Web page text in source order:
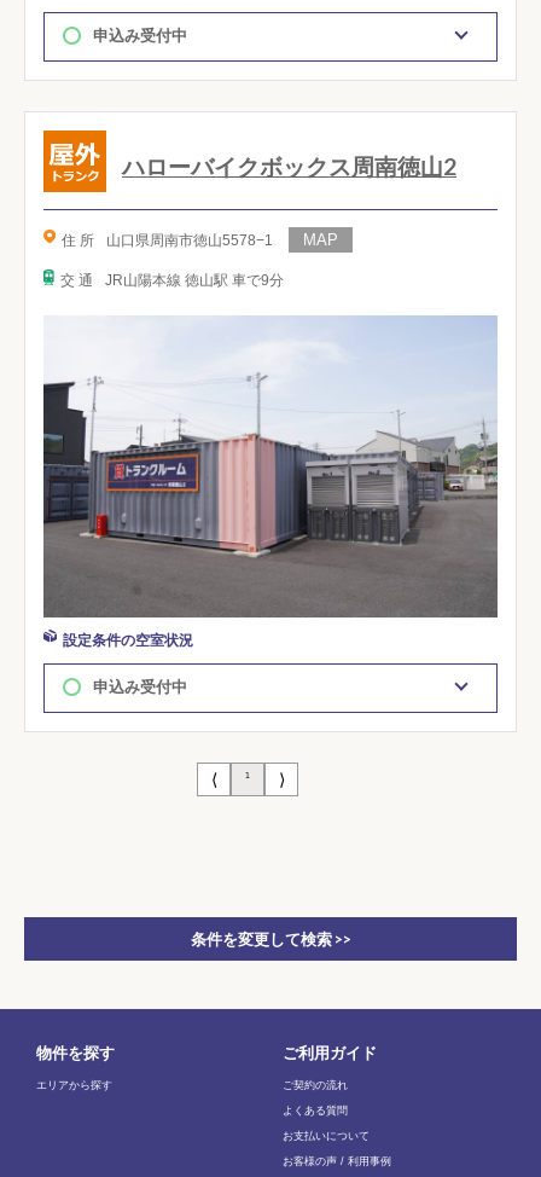
申込み受付中
ハローバイクボックス周南徳山2
住 所 山口県周南市徳山5578−1
交 通 JR山陽本線 徳山駅 車で9分
設定条件の空室状況
申込み受付中
⟨ 1 ⟩
条件を変更して検索 >>
物件を探す
エリアから探す
ご利用ガイド
ご契約の流れ
よくある質問
お支払いについて
お客様の声 / 利用事例